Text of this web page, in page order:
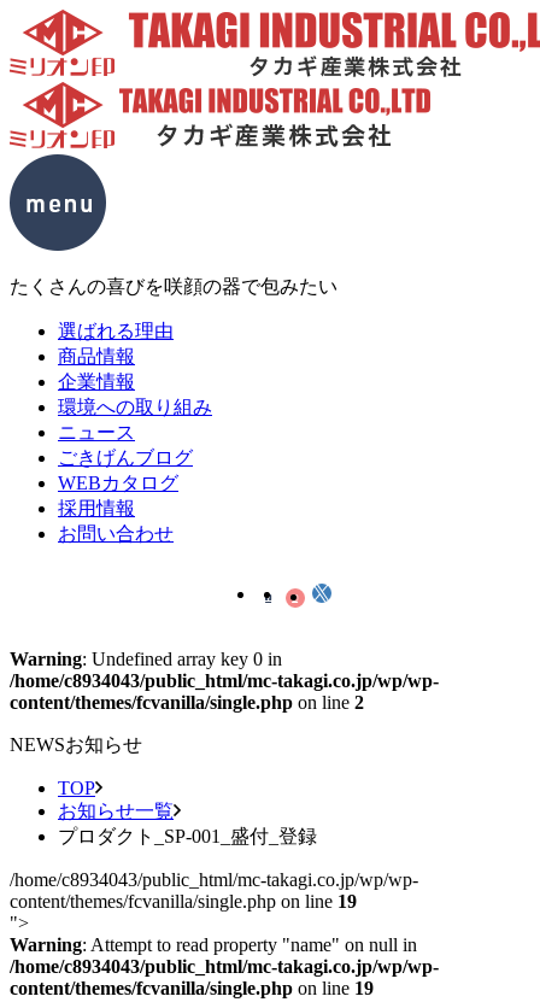
たくさんの喜びを咲顔の器で包みたい
選ばれる理由
商品情報
企業情報
環境への取り組み
ニュース
ごきげんブログ
WEBカタログ
採用情報
お問い合わせ
Warning: Undefined array key 0 in
/home/c8934043/public_html/mc-takagi.co.jp/wp/wp-
content/themes/fcvanilla/single.php on line 2
NEWSお知らせ
TOP
お知らせ一覧
プロダクト_SP-001_盛付_登録
/home/c8934043/public_html/mc-takagi.co.jp/wp/wp-
content/themes/fcvanilla/single.php on line 19
">
Warning: Attempt to read property "name" on null in
/home/c8934043/public_html/mc-takagi.co.jp/wp/wp-
content/themes/fcvanilla/single.php on line 19